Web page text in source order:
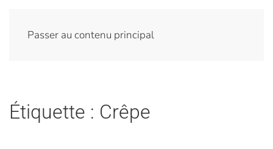
Passer au contenu principal
Étiquette : Crêpe